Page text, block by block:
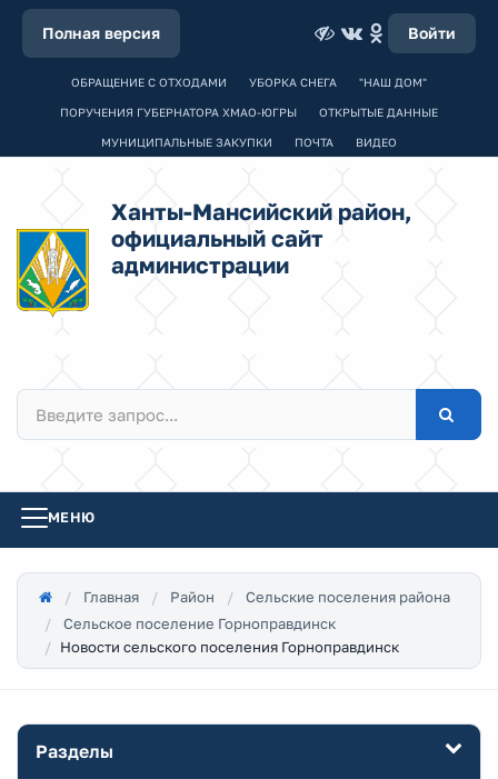
Полная версия Войти
ОБРАЩЕНИЕ С ОТХОДАМИ УБОРКА СНЕГА "НАШ ДОМ"
ПОРУЧЕНИЯ ГУБЕРНАТОРА ХМАО-ЮГРЫ ОТКРЫТЫЕ ДАННЫЕ
МУНИЦИПАЛЬНЫЕ ЗАКУПКИ ПОЧТА ВИДЕО
Ханты-Мансийский район,
официальный сайт
администрации
МЕНЮ
Главная Район
Сельские поселения района
Сельское поселение Горноправдинск
Новости сельского поселения Горноправдинск
Разделы